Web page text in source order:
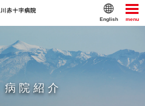
menu
English
病院紹介